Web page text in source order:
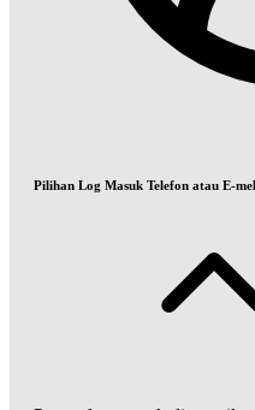
Pilihan Log Masuk Telefon atau E-mel